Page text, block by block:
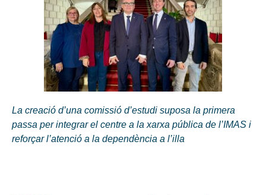
La creació d’una comissió d’estudi suposa la primera
passa per integrar el centre a la xarxa pública de l’IMAS i
reforçar l’atenció a la dependència a l’illa